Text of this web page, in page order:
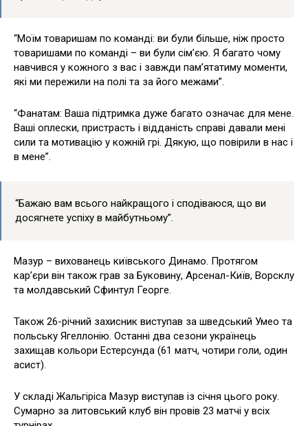
“Моїм товаришам по команді: ви були більше, ніж просто
товаришами по команді – ви були сім’єю. Я багато чому
навчився у кожного з вас і завжди пам’ятатиму моменти,
які ми пережили на полі та за його межами”.
“Фанатам: Ваша підтримка дуже багато означає для мене.
Ваші оплески, пристрасть і відданість справі давали мені
сили та мотивацію у кожній грі. Дякую, що повірили в нас і
в мене”.
“Бажаю вам всього найкращого і сподіваюся, що ви
досягнете успіху в майбутньому”.
Мазур – вихованець київського Динамо. Протягом
кар’єри він також грав за Буковину, Арсенал-Київ, Ворсклу
та молдавський Сфинтул Георге.
Також 26-річний захисник виступав за шведський Умео та
польську Ягеллонію. Останні два сезони українець
захищав кольори Естерсунда (61 матч, чотири голи, один
асист).
У складі Жальгіріса Мазур виступав із січня цього року.
Сумарно за литовський клуб він провів 23 матчі у всіх